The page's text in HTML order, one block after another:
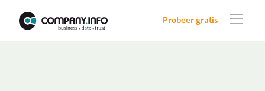
Probeer gratis